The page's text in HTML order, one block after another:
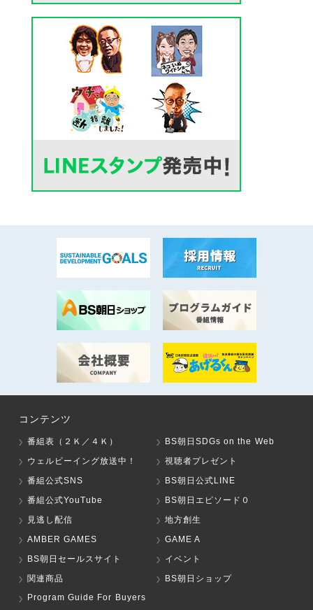
コンテンツ
番組表（２Ｋ／４Ｋ）
BS朝日SDGs on the Web
ウェルビーイング放送中！
視聴者プレゼント
番組公式SNS
BS朝日公式LINE
番組公式YouTube
BS朝日エピソード０
見逃し配信
地方創生
AMBER GAMES
GAME A
BS朝日セールスサイト
イベント
関連商品
BS朝日ショップ
Program Guide For Buyers